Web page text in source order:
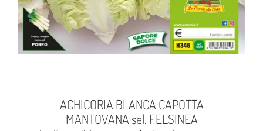
ACHICORIA BLANCA CAPOTTA
MANTOVANA sel. FELSINEA